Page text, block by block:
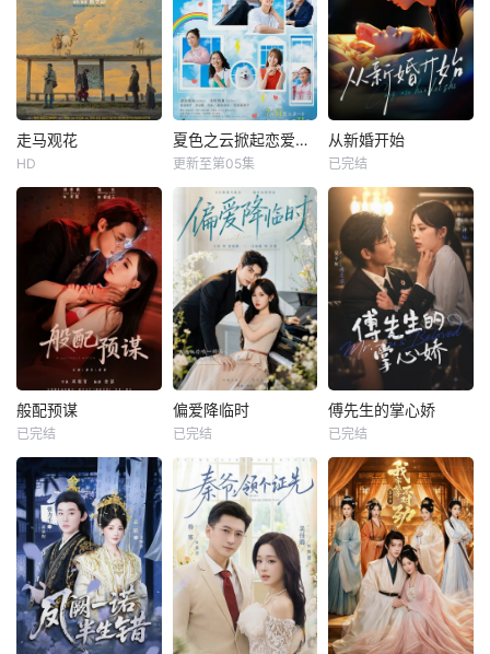
走马观花
HD
夏色之云掀起恋爱与风暴
更新至第05集
从新婚开始
已完结
般配预谋
已完结
偏爱降临时
已完结
傅先生的掌心娇
已完结